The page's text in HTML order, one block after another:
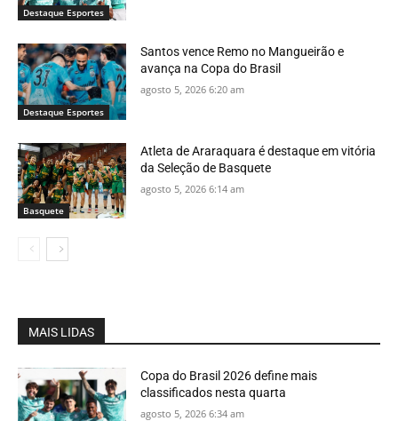
Destaque Esportes
Destaque Esportes
Santos vence Remo no Mangueirão e
avança na Copa do Brasil
agosto 5, 2026 6:20 am
Basquete
Atleta de Araraquara é destaque em vitória
da Seleção de Basquete
agosto 5, 2026 6:14 am
MAIS LIDAS
Copa do Brasil 2026 define mais
classificados nesta quarta
agosto 5, 2026 6:34 am